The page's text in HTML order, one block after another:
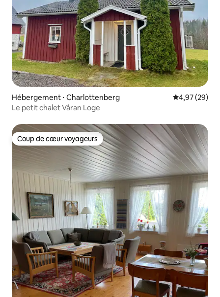
Hébergement ⋅ Charlottenberg Évaluation
4,97 (29)
Le petit chalet Våran Loge
Coup de cœur voyageurs
Coup de cœur voyageurs